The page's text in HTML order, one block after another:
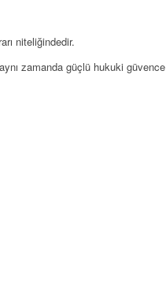
niteliğindedir.
zamanda güçlü hukuki güvence